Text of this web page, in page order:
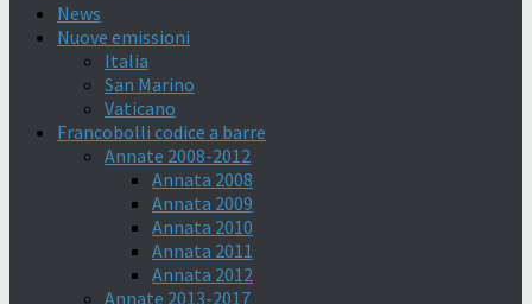
News
Nuove emissioni
Italia
San Marino
Vaticano
Francobolli codice a barre
Annate 2008-2012
Annata 2008
Annata 2009
Annata 2010
Annata 2011
Annata 2012
Annate 2013-2017